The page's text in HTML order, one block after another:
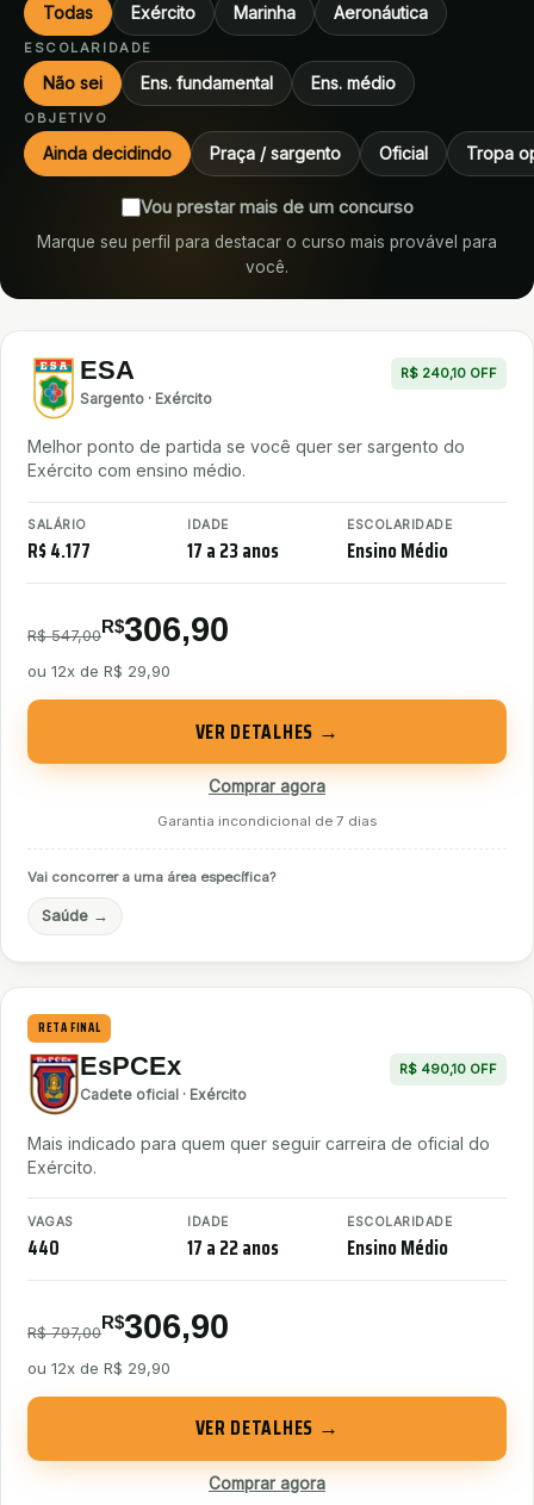
Todas Exército Marinha Aeronáutica
ESCOLARIDADE
Não sei Ens. fundamental Ens. médio
OBJETIVO
Ainda decidindo Praça / sargento Oficial Tropa
Vou prestar mais de um concurso
Marque seu perfil para destacar o curso mais provável para
você.
ESA
Sargento · Exército
R$ 240,10 OFF
Melhor ponto de partida se você quer ser sargento do
Exército com ensino médio.
SALÁRIO
R$ 4.177
IDADE
17 a 23 anos
ESCOLARIDADE
Ensino Médio
R$ 547,00R$306,90
ou 12x de R$ 29,90
VER DETALHES →
Comprar agora
Garantia incondicional de 7 dias
Vai concorrer a uma área específica?
Saúde →
RETA FINAL
EsPCEx
Cadete oficial · Exército
R$ 490,10 OFF
Mais indicado para quem quer seguir carreira de oficial do
Exército.
VAGAS
440
IDADE
17 a 22 anos
ESCOLARIDADE
Ensino Médio
R$ 797,00R$306,90
ou 12x de R$ 29,90
VER DETALHES →
Comprar agora